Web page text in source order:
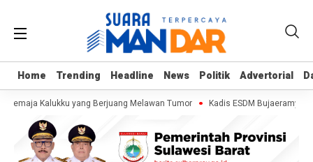
Home Trending Headline News Politik Advertorial
Home Trending Headline News Politik Advertorial
Kalukku yang Berjuang Melawan Tumor Kadis ESDM Bujaeramy :